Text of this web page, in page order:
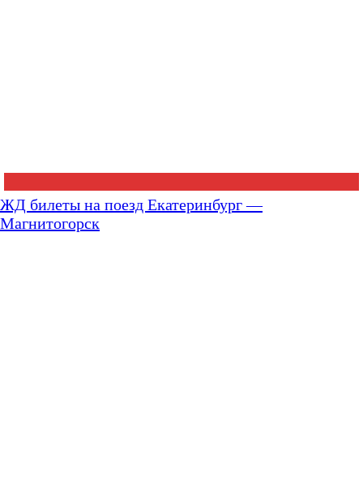
ЖД билеты на поезд Екатеринбург —
Магнитогорск